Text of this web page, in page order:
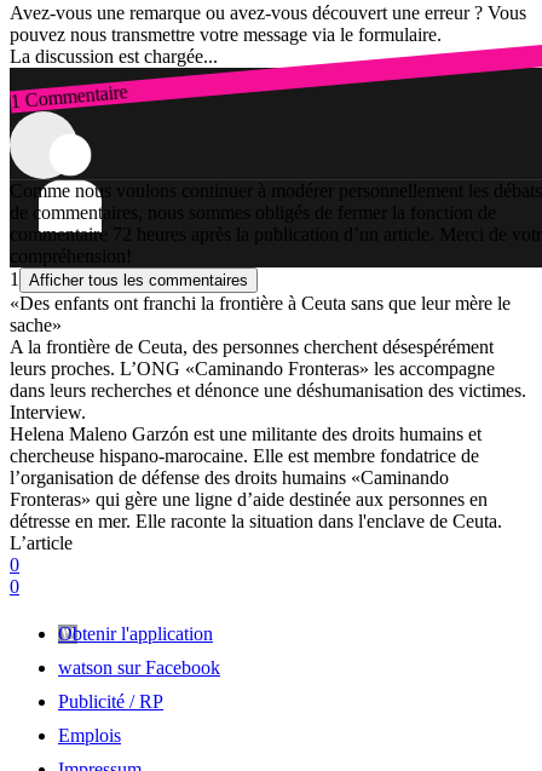
Avez-vous une remarque ou avez-vous découvert une erreur ? Vous
pouvez nous transmettre votre message via le formulaire.
La discussion est chargée...
1 Commentaire
Connexion
Comme nous voulons continuer à modérer personnellement les débats
de commentaires, nous sommes obligés de fermer la fonction de
commentaire 72 heures après la publication d’un article. Merci de
compréhension!
1
Afficher tous les commentaires
«Des enfants ont franchi la frontière à Ceuta sans que leur mère le
sache»
A la frontière de Ceuta, des personnes cherchent désespérément
leurs proches. L’ONG «Caminando Fronteras» les accompagne
dans leurs recherches et dénonce une déshumanisation des victimes.
Interview.
Helena Maleno Garzón est une militante des droits humains et
chercheuse hispano-marocaine. Elle est membre fondatrice de
l’organisation de défense des droits humains «Caminando
Fronteras» qui gère une ligne d’aide destinée aux personnes en
détresse en mer. Elle raconte la situation dans l'enclave de Ceuta.
L’article
0
0
Obtenir l'application
watson sur Facebook
Publicité / RP
Emplois